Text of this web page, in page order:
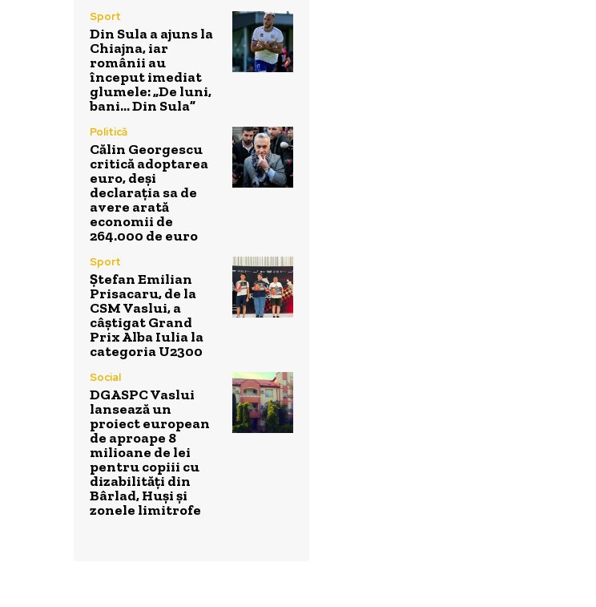
Sport
Din Sula a ajuns la
Chiajna, iar
românii au
început imediat
glumele: „De luni,
bani… Din Sula”
Politică
Călin Georgescu
critică adoptarea
euro, deși
declarația sa de
avere arată
economii de
264.000 de euro
Sport
Ștefan Emilian
Prisacaru, de la
CSM Vaslui, a
câștigat Grand
Prix Alba Iulia la
categoria U2300
Social
DGASPC Vaslui
lansează un
proiect european
de aproape 8
milioane de lei
pentru copiii cu
dizabilități din
Bârlad, Huși și
zonele limitrofe